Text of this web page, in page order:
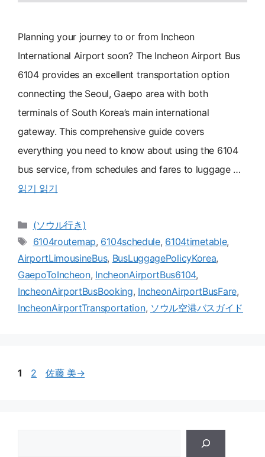
Planning your journey to or from Incheon
International Airport soon? The Incheon Airport Bus
6104 provides an excellent transportation option
connecting the Seoul, Gaepo area with both
terminals of South Korea’s main international
gateway. This comprehensive guide covers
everything you need to know about using the 6104
bus service, from schedules and fares to luggage …
읽기 읽기
카
테
카
테
고
(ソウル行き)
メ
ニ
ー
6104routemap, 6104schedule, 6104timetable,
AirportLimousineBus, BusLuggagePolicyKorea,
GaepoToIncheon, IncheonAirportBus6104,
IncheonAirportBusBooking, IncheonAirportBusFare,
IncheonAirportTransportation, ソウル空港バスガイド
お
1
お
2 佐藤 美→